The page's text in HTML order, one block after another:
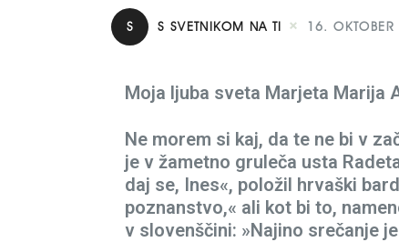
S S SVETNIKOM NA TI 16.
Moja ljuba sveta Marjeta Marija
Ne morem si kaj, da te ne bi v
je v žametno gruleča usta
daj se, Ines«, položil hrvaški
poznanstvo,« ali kot bi to,
v slovenščini: »Najino srečanje